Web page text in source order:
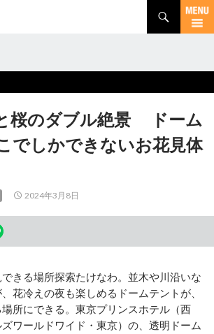
桜のダブル絶景 ドーム
でしかできないお花見体
2024年3月8日
きる場所探索たけなわ。並木や川沿いな
花冷えの夜も楽しめるドームテントが、
所にできる。東京プリンスホテル（西
ワールドワイド・東京）の、透明ドーム